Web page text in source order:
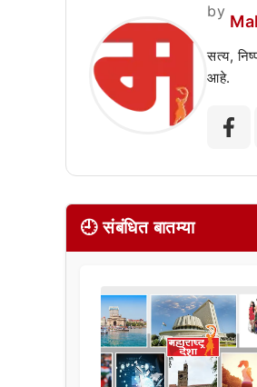
by
सत्य,
आहे.
🕘 संबंधित बातम्या